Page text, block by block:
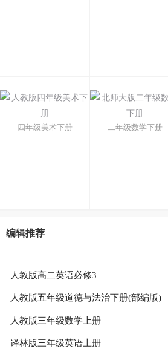
四年级美术下册 二年级数学下册
编辑推荐
人教版高二英语必修3
人教版五年级道德与法治下册(部编版)
人教版三年级数学上册
译林版三年级英语上册